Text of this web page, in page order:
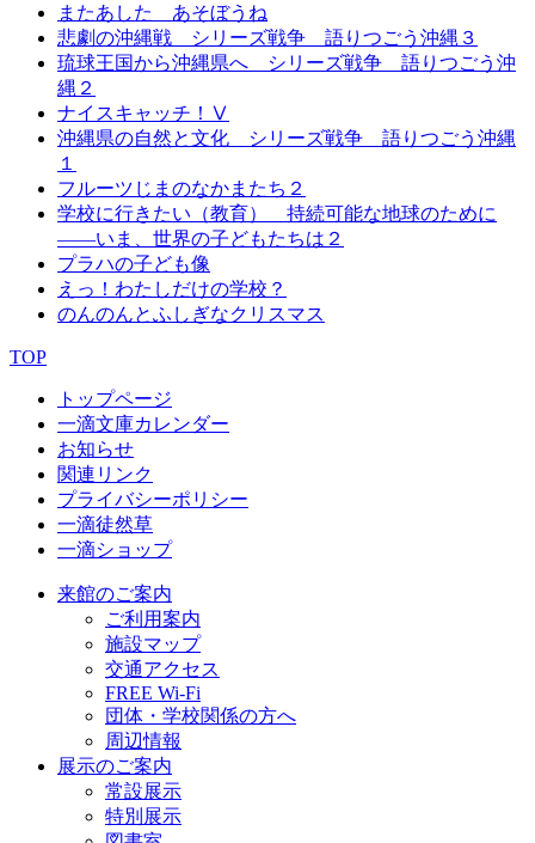
またあした あそぼうね
悲劇の沖縄戦 シリーズ戦争 語りつごう沖縄３
琉球王国から沖縄県へ シリーズ戦争 語りつごう沖
縄２
ナイスキャッチ！Ⅴ
沖縄県の自然と文化 シリーズ戦争 語りつごう沖縄
１
フルーツじまのなかまたち２
学校に行きたい（教育） 持続可能な地球のために
――いま、世界の子どもたちは２
プラハの子ども像
えっ！わたしだけの学校？
のんのんとふしぎなクリスマス
TOP
トップページ
一滴文庫カレンダー
お知らせ
関連リンク
プライバシーポリシー
一滴徒然草
一滴ショップ
来館のご案内
ご利用案内
施設マップ
交通アクセス
FREE Wi-Fi
団体・学校関係の方へ
周辺情報
展示のご案内
常設展示
特別展示